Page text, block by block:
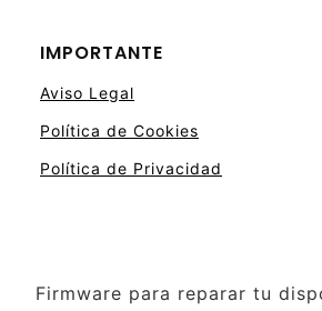
IMPORTANTE
Aviso Legal
Política de Cookies
Política de Privacidad
Firmware para reparar tu